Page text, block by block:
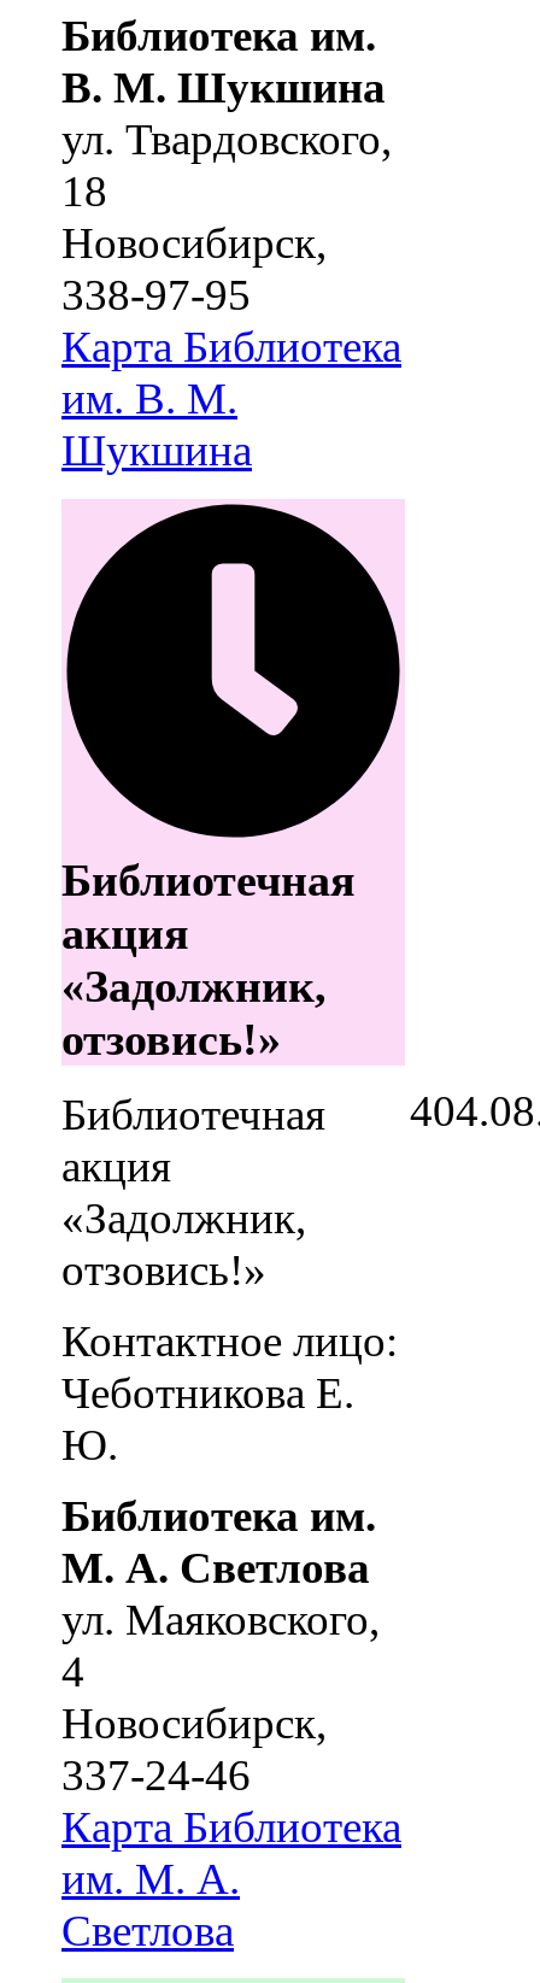
Библиотека им.
В. М. Шукшина
ул. Твардовского,
18
Новосибирск,
338-97-95
Карта Библиотека
им. В. М.
Шукшина
Библиотечная
акция
«Задолжник,
отзовись!»
Библиотечная
акция
«Задолжник,
отзовись!»
Контактное лицо:
Чеботникова Е.
Ю.
Библиотека им.
М. А. Светлова
ул. Маяковского,
4
Новосибирск,
337-24-46
Карта Библиотека
им. М. А.
Светлова
4